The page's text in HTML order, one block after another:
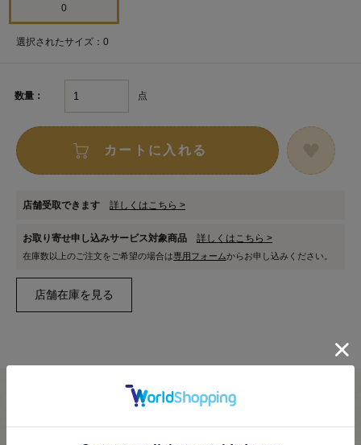
0
選択されたサイズ：0
数量： 点
カートに入れる
店舗受取できます 詳しくはこちら >
お取り寄せ申し込みサービス対象商品 詳しくはこちら >
在庫数以上のご注文をご希望の場合は専用フォームからお申し込みください。
※新宿オカダヤ本店お取り扱い商品のご注文専用ページです※